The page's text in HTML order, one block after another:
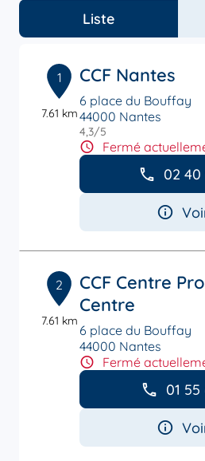
Liste
1
7.61 km
CCF Nantes
6 place du Bouffay
44000 Nantes
4,3/5
Fermé
02 40
2
7.61 km
CCF Centre
Centre
6 place du Bouffay
44000 Nantes
Fermé
01 55